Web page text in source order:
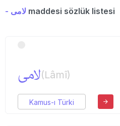
- لامی maddesi sözlük listesi
لامی(Lâmî)
Kamus-ı Türki